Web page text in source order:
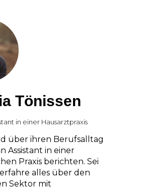
Tönissen
in einer Hausarztpraxis
über ihren Berufsalltag
Assistant in einer
Praxis berichten. Sei
alles über den
Sektor mit